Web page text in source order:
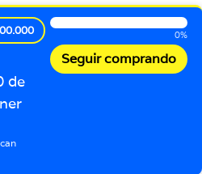
de
0%
Seguir comprando